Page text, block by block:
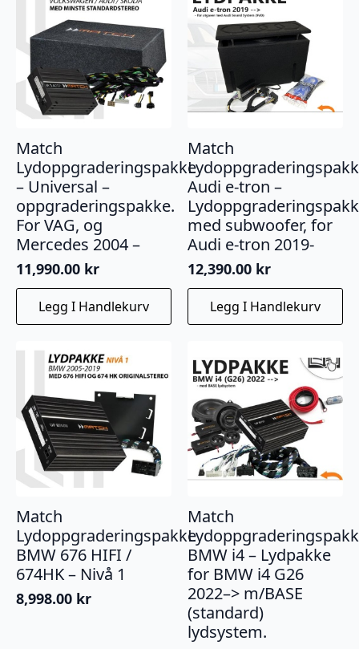
Match
Lydoppgraderingspakke
– Universal –
oppgraderingspakke.
For VAG, og
Mercedes 2004 –
11,990.00 kr
Legg I Handlekurv
Match
Audi e-tron –
med subwoofer, for
Audi e-tron 2019-
12,390.00 kr
Legg I Handlekurv
Match
Lydoppgraderingspakke
BMW 676 HIFI /
674HK – Nivå 1
8,998.00 kr
Match
BMW i4 – Lydpakke
for BMW i4 G26
2022–> m/BASE
(standard)
lydsystem.